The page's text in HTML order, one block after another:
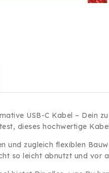
USB-C Kabel – Dein
dieses hochwertige
und zugleich flexiblen
so leicht abnutzt und vor